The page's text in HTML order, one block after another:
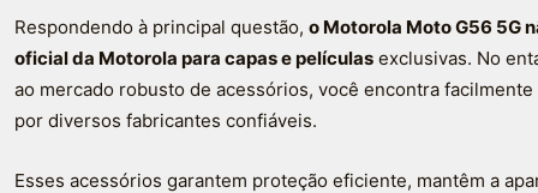
Respondendo à principal questão, o Motorola Moto G56 5G
oficial da Motorola para capas e películas exclusivas. No
ao mercado robusto de acessórios, você encontra
por diversos fabricantes confiáveis.
Esses acessórios garantem proteção eficiente, mantêm a